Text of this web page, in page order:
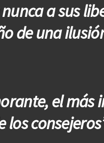
a sus
de una
el más
los